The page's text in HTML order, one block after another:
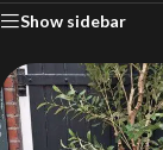
Show sidebar